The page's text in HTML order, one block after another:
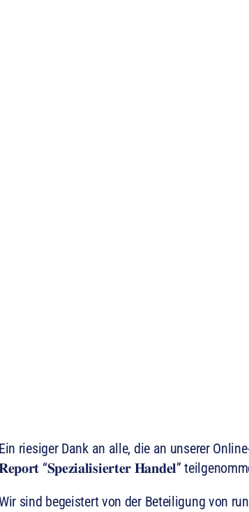
Ein riesiger Dank an alle, die an unserer
“𝐒𝐩𝐞𝐳𝐢𝐚𝐥𝐢𝐬𝐢𝐞𝐫𝐭𝐞𝐫 𝐇𝐚𝐧𝐝𝐞𝐥”
sind begeistert von der Beteiligung von